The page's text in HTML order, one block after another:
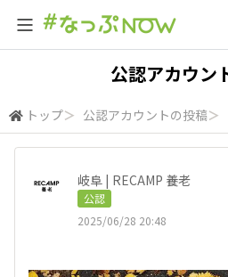
公認アカウン
トップ＞ 公認アカウントの投稿＞
岐阜 | RECAMP 養老
公認
2025/06/28 20:48